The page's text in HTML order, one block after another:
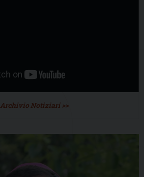
Archivio Notiziari >>